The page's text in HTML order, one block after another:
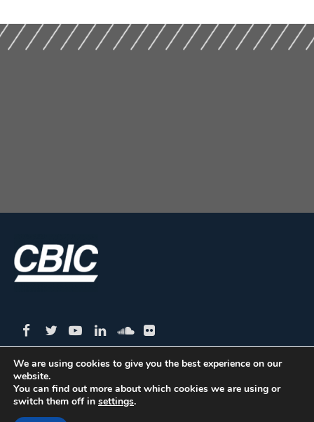
CBIC | SBN Quadra 01 – Bloco I – 4º Andar Edifício:
Armando Monteiro Neto - CEP 70.040-913 - Brasília/DF
We are using cookies to give you the best experience on our
website.
You can find out more about which cookies we are using or
switch them off in settings.